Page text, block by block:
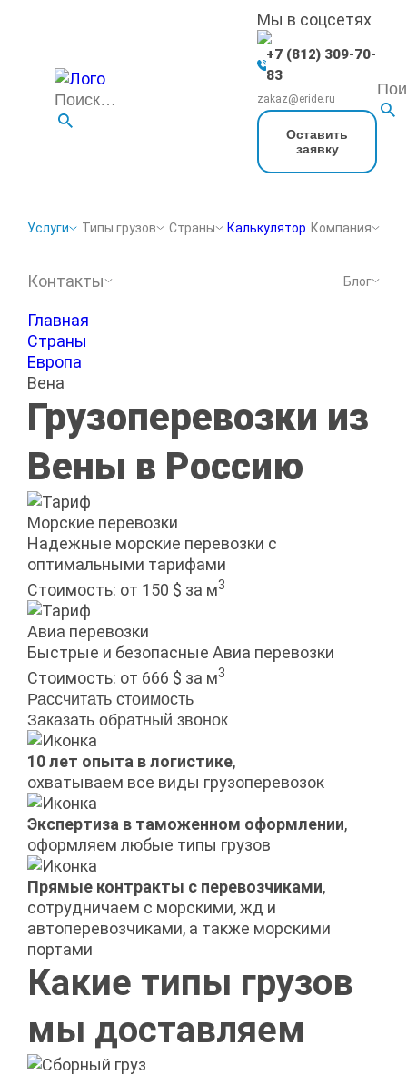
Мы в соцсетях
+7 (812) 309-70-
83
zakaz@eride.ru
Оставить
заявку
Услуги Типы грузов Страны Калькулятор Компания
Контакты Блог
Главная
Страны
Европа
Вена
Грузоперевозки из
Вены в Россию
Морские перевозки
Надежные морские перевозки с
оптимальными тарифами
Стоимость: от 150 $ за м3
Авиа перевозки
Быстрые и безопасные Авиа перевозки
Стоимость: от 666 $ за м3
Рассчитать стоимость
Заказать обратный звонок
10 лет опыта в логистике,
охватываем все виды грузоперевозок
Экспертиза в таможенном оформлении,
оформляем любые типы грузов
Прямые контракты с перевозчиками,
сотрудничаем с морскими, жд и
автоперевозчиками, а также морскими
портами
Какие типы грузов
мы доставляем